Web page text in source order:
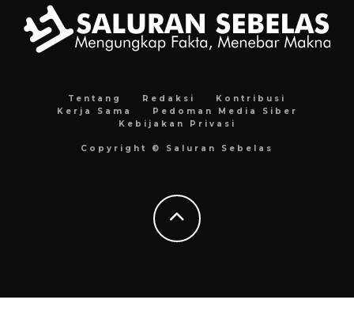
Tentang Redaksi
Kontribusi
Kerja Sama
Pedoman Media Siber
Kebijakan Privasi
Copyright © Saluran Sebelas